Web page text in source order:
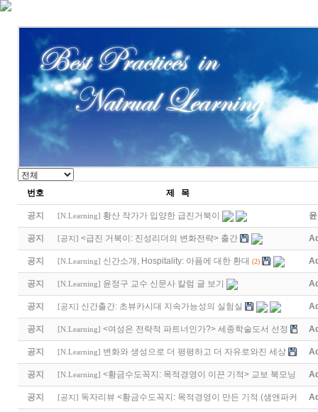
번호 제 목
공지 [N.Learning] 황산 작가가 입양한 급진거북이
공지 [공지 ] <급진 거북이: 진성리더의 변화전략> 출간
공지 [N.Learning] 신간소개, Hospitality: 아픔에 대한 환대 (2)
공지 [N.Learning] 윤정구 교수 신문사 칼럼 글 보기
공지 [공지 ] 신간출간: 초뷰카시대 지속가능성의 실험실
공지 [N.Learning] <여성은 전략적 파트너인가?> 세종학술도서 선정
공지 [N.Learning] 변화와 생성으로 더 평평하고 더 자유로와진 세상
공지 [N.Learning] <황금수도꼭지: 목적경영이 이끈 기적> 교보 북모닝
공지 [공지 ] 독자리뷰 <황금수도꼭지: 목적경영이 만든 기적 (샘앤파커스 …